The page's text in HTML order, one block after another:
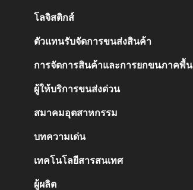
โลจิสติกส์
ตัวแทนรับจัดการขนส่งสินค้า
การจัดการสินค้าและการยกขนภาคพื้น
ผู้ให้บริการขนส่งด่วน
สมาคมอุตสาหกรรม
บทความเด่น
เทคโนโลยีสารสนเทศ
ผู้ผลิต